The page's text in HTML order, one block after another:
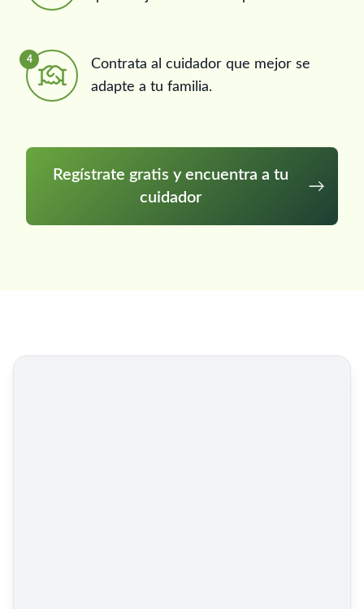
4
Contrata al cuidador que mejor se
adapte a tu familia.
Regístrate gratis y encuentra a tu
cuidador